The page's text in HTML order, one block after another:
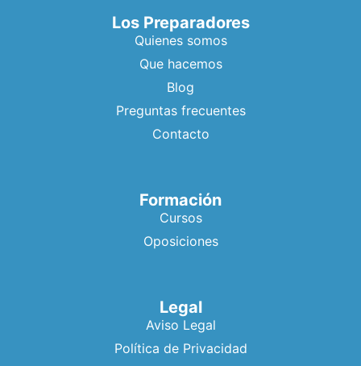
Los Preparadores
Quienes somos
Que hacemos
Blog
Preguntas frecuentes
Contacto
Formación
Cursos
Oposiciones
Legal
Aviso Legal
Política de Privacidad